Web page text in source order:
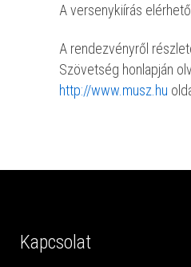
A versenykiírás
A rendezvényről
Szövetség honlapján
http://www.musz.hu
Kapcsolat